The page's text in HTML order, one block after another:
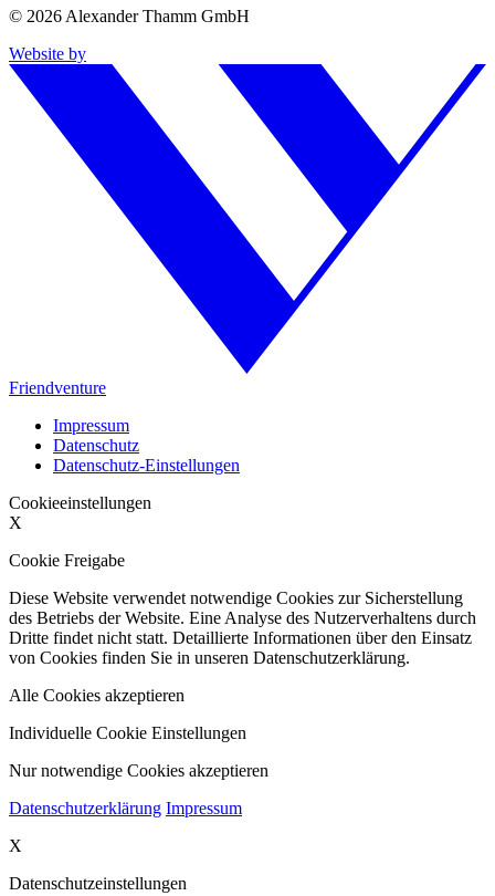
© 2026 Alexander Thamm GmbH
Website by
Friendventure
Impressum
Datenschutz
Datenschutz-Einstellungen
Cookieeinstellungen
X
Cookie Freigabe
Diese Website verwendet notwendige Cookies zur Sicherstellung
des Betriebs der Website. Eine Analyse des Nutzerverhaltens durch
Dritte findet nicht statt. Detaillierte Informationen über den Einsatz
von Cookies finden Sie in unseren Datenschutzerklärung.
Alle Cookies akzeptieren
Individuelle Cookie Einstellungen
Nur notwendige Cookies akzeptieren
Datenschutzerklärung Impressum
X
Datenschutzeinstellungen